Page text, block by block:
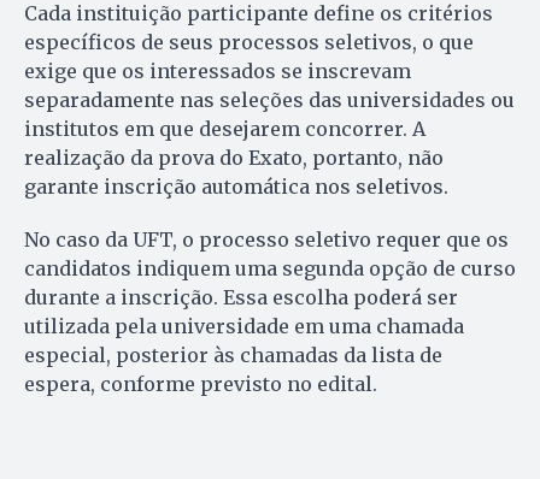
Cada instituição participante define os critérios
específicos de seus processos seletivos, o que
exige que os interessados se inscrevam
separadamente nas seleções das universidades ou
institutos em que desejarem concorrer. A
realização da prova do Exato, portanto, não
garante inscrição automática nos seletivos.
No caso da UFT, o processo seletivo requer que os
candidatos indiquem uma segunda opção de curso
durante a inscrição. Essa escolha poderá ser
utilizada pela universidade em uma chamada
especial, posterior às chamadas da lista de
espera, conforme previsto no edital.